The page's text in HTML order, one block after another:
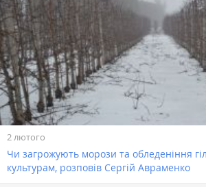
2 лютого
Чи загрожують морози та обледеніння
культурам, розповів Сергій Авраменко